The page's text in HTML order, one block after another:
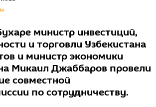
министр инвестиций,
и торговли Узбекистана
и министр экономики
Микаил Джаббаров провели
совместной
по сотрудничеству.